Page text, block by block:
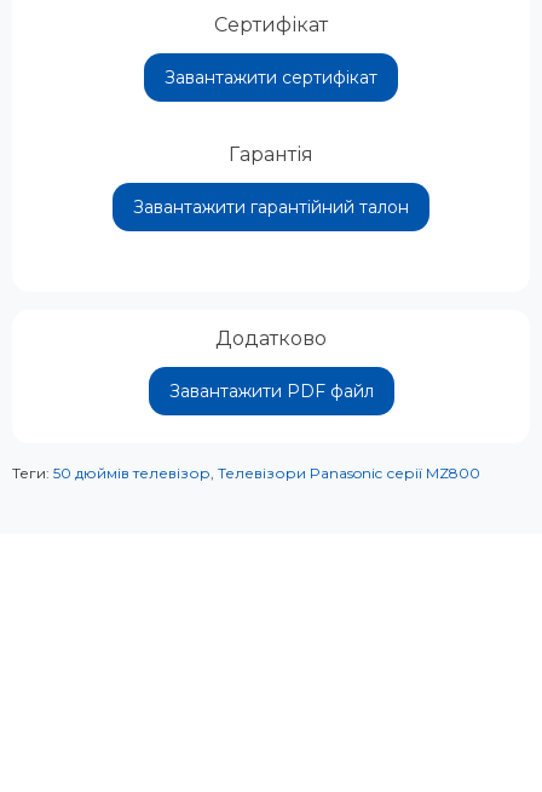
Сертифікат
Завантажити сертифікат
Гарантія
Завантажити гарантійний талон
Додатково
Завантажити PDF файл
Теги: 50 дюймів телевізор, Телевізори Panasonic серії MZ800